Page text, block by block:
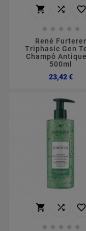
  
    
René Furterer
Triphasic Gen
Champô
500ml
23,42 €
  
    